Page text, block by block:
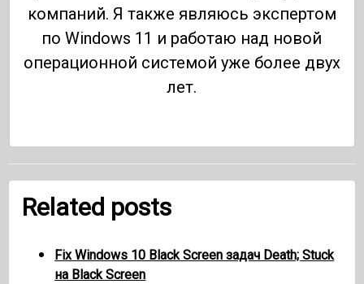
компаний. Я также являюсь экспертом
по Windows 11 и работаю над новой
операционной системой уже более двух
лет.
Related posts
Fix Windows 10 Black Screen задач Death; Stuck
на Black Screen